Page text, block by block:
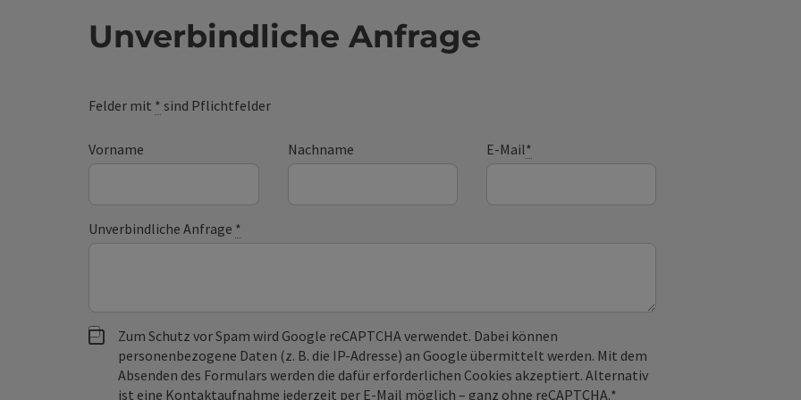
Unverbindliche Anfrage
Felder mit * sind Pflichtfelder
Vorname Nachname E-Mail*
Unverbindliche Anfrage *
Zum Schutz vor Spam wird Google reCAPTCHA verwendet. Dabei können
personenbezogene Daten (z. B. die IP-Adresse) an Google übermittelt werden. Mit dem
Absenden des Formulars werden die dafür erforderlichen Cookies akzeptiert. Alternativ
ist eine Kontaktaufnahme jederzeit per E-Mail möglich – ganz ohne reCAPTCHA.*